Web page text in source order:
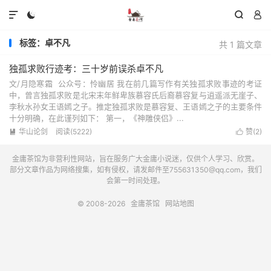
  

共 1 篇文章
标签：卓不凡
独孤求败行迹考：三十岁前误杀卓不凡
文/月隐寒霜 公众号：怜幽居 我在前几篇写作有关独孤求败事迹的考证
中，曾言独孤求败是北宋末年鲜卑族慕容氏后裔慕容复与逍遥派无崖子、
李秋水孙女王语嫣之子。推定独孤求败是慕容复、王语嫣之子的主要条件
十分明确，在此谨列如下： 第一，《神雕侠侣》...
 赞(2)
 华山论剑 阅读(5222)
金庸茶馆为非营利性网站，旨在服务广大金庸小说迷，仅供个人学习、欣赏。
部分文章作品为网络搜集，如有侵权，请发邮件至755631350@qq.com，我们
会第一时间处理。
© 2008-2026 金庸茶馆 网站地图